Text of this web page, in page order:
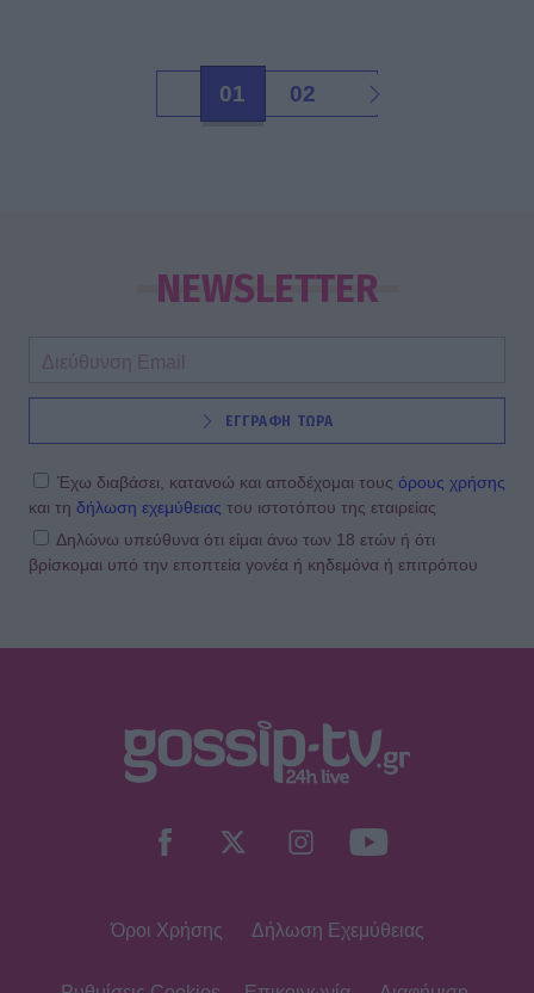
01 02
NEWSLETTER
ΕΓΓΡΑΦΗ ΤΩΡΑ
Έχω διαβάσει, κατανοώ και αποδέχομαι τους όρους χρήσης
και τη δήλωση εχεμύθειας του ιστοτόπου της εταιρείας
Δηλώνω υπεύθυνα ότι είμαι άνω των 18 ετών ή ότι
βρίσκομαι υπό την εποπτεία γονέα ή κηδεμόνα ή επιτρόπου
Όροι Χρήσης Δήλωση Εχεμύθειας